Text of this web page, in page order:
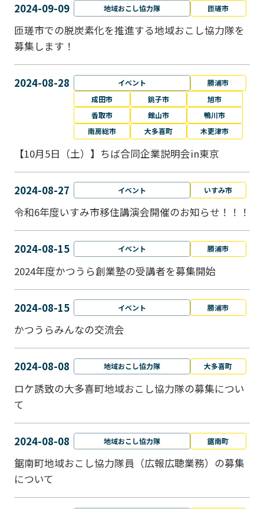
2024-09-09 地域おこし協力隊 匝瑳市
匝瑳市での脱炭素化を推進する地域おこし協⼒隊を
募集します！
2024-08-28 イベント
勝浦市
成田市
銚子市
旭市
香取市
館山市
鴨川市
南房総市
大多喜町 木更津市
【10月5日（土）】ちば合同企業説明会in東京
2024-08-27 イベント いすみ市
令和6年度いすみ市移住講演会開催のお知らせ！！！
2024-08-15 イベント 勝浦市
2024年度かつうら創業塾の受講者を募集開始
2024-08-15 イベント 勝浦市
かつうらみんなの交流会
2024-08-08 地域おこし協力隊 大多喜町
ロケ誘致の大多喜町地域おこし協力隊の募集につい
て
2024-08-08 地域おこし協力隊 鋸南町
鋸南町地域おこし協力隊員（広報広聴業務）の募集
について